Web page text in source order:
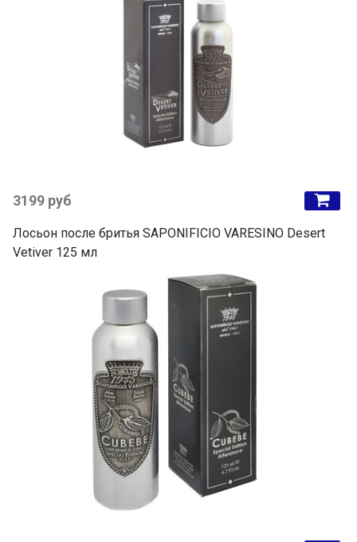
3199 руб
Лосьон после бритья SAPONIFICIO VARESINO Desert
Vetiver 125 мл